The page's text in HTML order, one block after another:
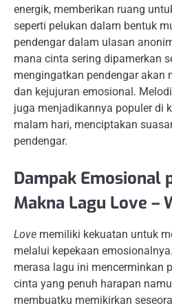
energik, memberikan ruang
seperti pelukan dalam bentuk
pendengar dalam ulasan
mana cinta sering dipamerkan
mengingatkan pendengar akan
dan kejujuran emosional.
juga menjadikannya populer di
malam hari, menciptakan
pendengar.
Dampak Emosional
Makna Lagu Love –
Love memiliki kekuatan untuk
melalui kepekaan
merasa lagu ini mencerminkan
cinta yang penuh harapan
membuatku memikirkan